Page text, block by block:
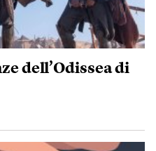
dell’Odissea di